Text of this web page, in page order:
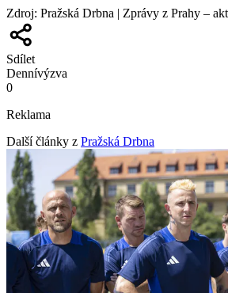
Zdroj: Pražská Drbna | Zprávy z Prahy –
Sdílet
Dennívýzva
0
Reklama
Další články z Pražská Drbna